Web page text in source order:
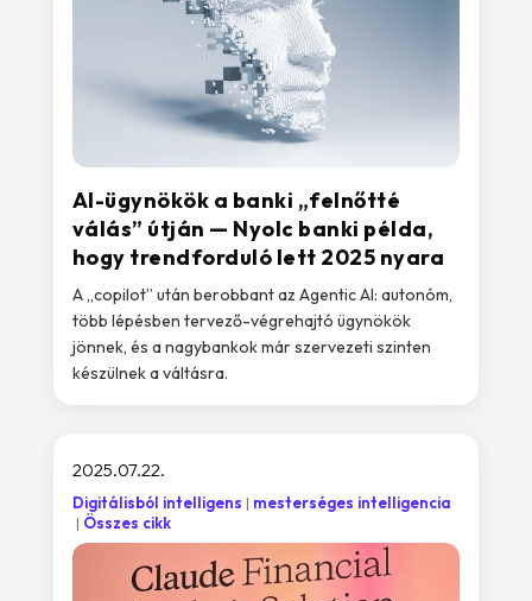
AI-ügynökök a banki „felnőtté
válás” útján — Nyolc banki példa,
hogy trendforduló lett 2025 nyara
A „copilot” után berobbant az Agentic AI: autonóm,
több lépésben tervező-végrehajtó ügynökök
jönnek, és a nagybankok már szervezeti szinten
készülnek a váltásra.
2025.07.22.
Digitálisból intelligens
mesterséges intelligencia
Összes cikk